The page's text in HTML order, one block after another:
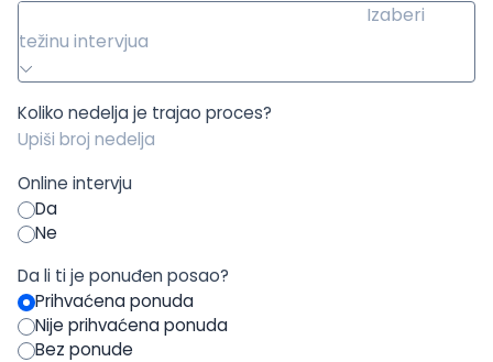
Izaberi
težinu intervjua
Koliko nedelja je trajao proces?
Online intervju
Da
Ne
Da li ti je ponuđen posao?
Prihvaćena ponuda
Nije prihvaćena ponuda
Bez ponude